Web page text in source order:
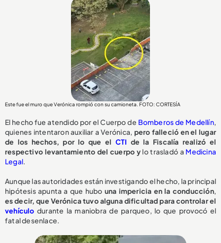
Este fue el muro que Verónica rompió con su camioneta. FOTO: CORTESÍA
El hecho fue atendido por el Cuerpo de Bomberos de Medellín,
quienes intentaron auxiliar a Verónica, pero falleció en el lugar
de los hechos, por lo que el CTI de la Fiscalía realizó el
respectivo levantamiento del cuerpo y lo trasladó a Medicina
Legal.
Aunque las autoridades están investigando el hecho, la principal
hipótesis apunta a que hubo una impericia en la conducción,
es decir, que Verónica tuvo alguna dificultad para controlar el
vehículo durante la maniobra de parqueo, lo que provocó el
fatal desenlace.